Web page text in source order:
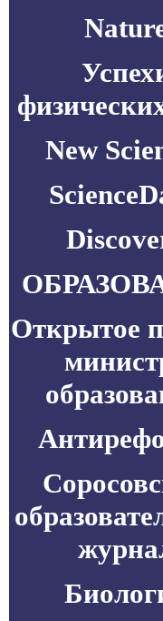
New
Открытое